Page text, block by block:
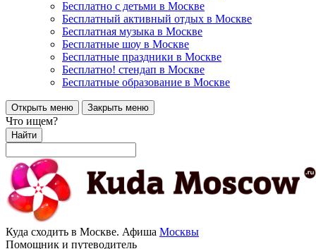
Бесплатно с детьми в Москве
Бесплатный активный отдых в Москве
Бесплатная музыка в Москве
Бесплатные шоу в Москве
Бесплатные праздники в Москве
Бесплатно! стендап в Москве
Бесплатные образование в Москве
Открыть меню Закрыть меню
Что ищем?
Найти
Куда сходить в Москве. Афиша Москвы
Помощник и путеводитель